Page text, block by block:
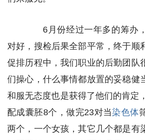
6月份经过一年多的筹办，
对好，搜检后果全部平常，终于顺
促排历程中，我们职业的后勤团队
们操心，什么事情都放置的妥稳健
和服无态度也是获得了他们的肯定
配成囊胚8个，做完23对当染色体
两个，一个女孩，其它几个都是有